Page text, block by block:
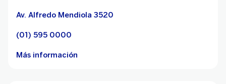
Av. Alfredo Mendiola 3520
(01) 595 0000
Más información